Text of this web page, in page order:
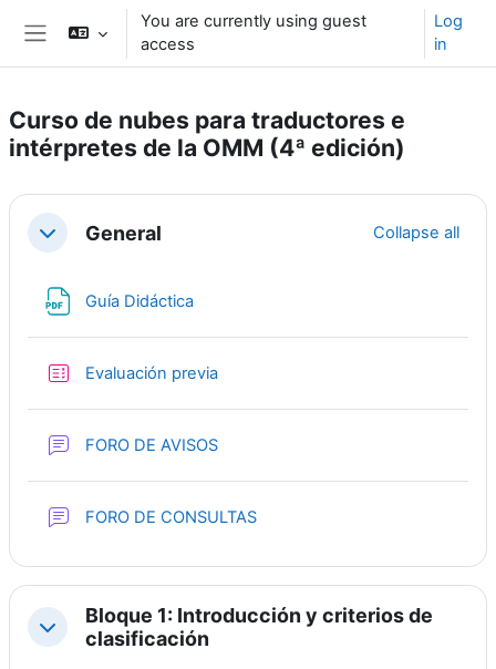
Skip to main content
You are currently using guest
access
Log
in
Curso de nubes para traductores e
intérpretes de la OMM (4ª edición)
Section outline
CollapseGeneral Collapse all
Guía Didáctica
Evaluación previaQuiz
FORO DE AVISOS
FORO DE CONSULTAS
Collapse
Bloque 1: Introducción y criterios de
clasificación